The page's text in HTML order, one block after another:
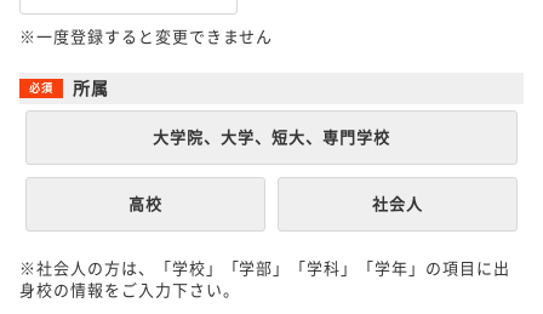
※一度登録すると変更できません
所属
大学院、大学、短大、専門学校
高校 社会人
※社会人の方は、「学校」「学部」「学科」「学年」の項目に出
身校の情報をご入力下さい。